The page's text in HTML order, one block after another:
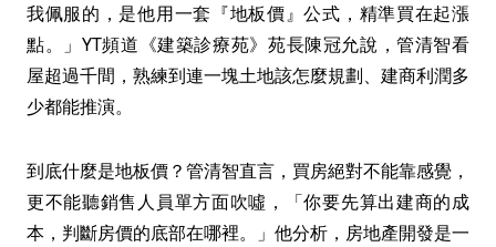
我佩服的，是他用一套『地板價』公式，精準買在起漲
點。」YT頻道《建築診療苑》苑長陳冠允說，管清智看
屋超過千間，熟練到連一塊土地該怎麼規劃、建商利潤多
少都能推演。
到底什麼是地板價？管清智直言，買房絕對不能靠感覺，
更不能聽銷售人員單方面吹噓，「你要先算出建商的成
本，判斷房價的底部在哪裡。」他分析，房地產開發是一